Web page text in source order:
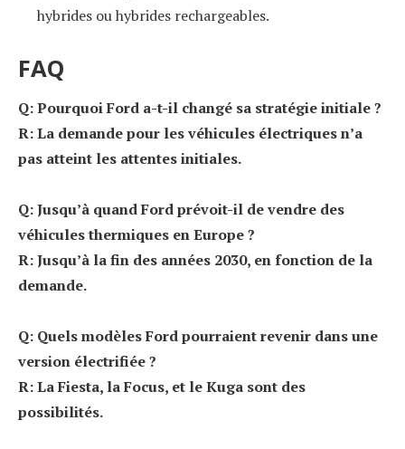
hybrides ou hybrides rechargeables.
FAQ
Q: Pourquoi Ford a-t-il changé sa stratégie initiale ?
R: La demande pour les véhicules électriques n’a
pas atteint les attentes initiales.
Q: Jusqu’à quand Ford prévoit-il de vendre des
véhicules thermiques en Europe ?
R: Jusqu’à la fin des années 2030, en fonction de la
demande.
Q: Quels modèles Ford pourraient revenir dans une
version électrifiée ?
R: La Fiesta, la Focus, et le Kuga sont des
possibilités.